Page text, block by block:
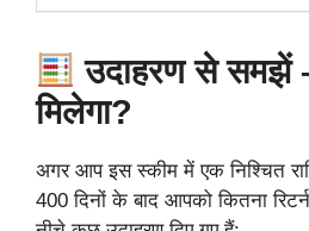
उदाहरण से समझें
मिलेगा?
अगर आप इस स्कीम में एक निश्चित
400 दिनों के बाद आपको कितना